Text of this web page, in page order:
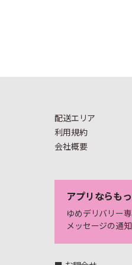
配送エリア
利用規約
会社概要
アプリならも
ゆめデリバリー
メッセージの通